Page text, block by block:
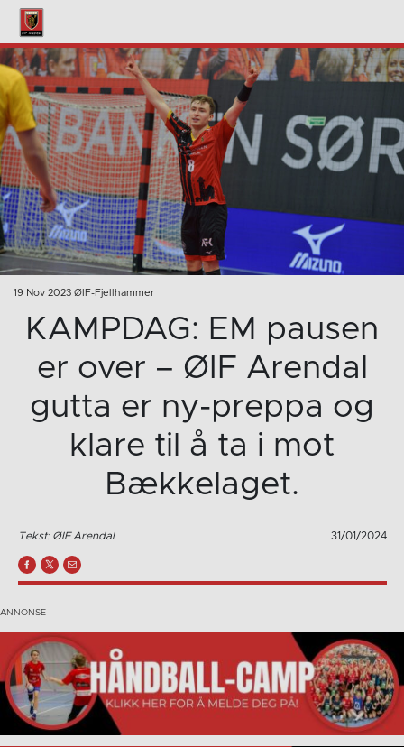
19 Nov 2023 ØIF-Fjellhammer
KAMPDAG: EM pausen
er over – ØIF Arendal
gutta er ny-preppa og
klare til å ta i mot
Bækkelaget.
Tekst: ØIF Arendal 31/01/2024